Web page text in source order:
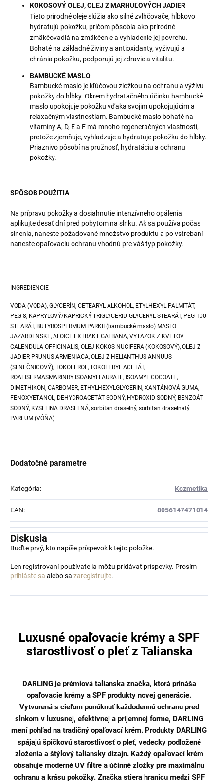
KOKOSOVÝ OLEJ, OLEJ Z MARHUĽOVÝCH JADIER
Tieto prírodné oleje slúžia ako silné zvlhčovače, hĺbkovo
hydratujú pokožku, pričom pôsobia ako prírodné
zmäkčovadlá na zmäkčenie a vyhladenie jej povrchu.
Bohaté na základné živiny a antioxidanty, vyživujú a
chránia pokožku, podporujú jej zdravie a vitalitu.
BAMBUCKÉ MASLO
Bambucké maslo je kľúčovou zložkou na ochranu a výživu
pokožky do hĺbky. Okrem hydratačného účinku bambucké
maslo upokojuje pokožku vďaka svojim upokojujúcim a
relaxačným vlastnostiam. Bambucké maslo bohaté na
vitamíny A, D, E a F má mnoho regeneračných vlastností,
pretože zjemňuje, vyhladzuje a hydratuje pokožku do hĺbky.
Priaznivo pôsobí na pružnosť, hydratáciu a ochranu
pokožky.
SPÔSOB POUŽITIA
Na prípravu pokožky a dosiahnutie intenzívneho opálenia
aplikujte desať dní pred pobytom na slnku. Ak sa používa počas
slnenia, naneste požadované množstvo produktu a po vstrebaní
naneste opaľovaciu ochranu vhodnú pre váš typ pokožky.
INGREDIENCIE
VODA (VODA), GLYCERÍN, CETEARYL ALKOHOL, ETYLHEXYL PALMITÁT,
PEG-8, KAPRYLOVÝ/KAPRICKÝ TRIGLYCERID, GLYCERYL STEARÁT, PEG-100
STEARÁT, BUTYROSPERMUM PARKII (bambucké maslo) MASLO
JAZARDENSKÉ, ALOICE EXTRAKT GALBANA, VÝŤAŽOK Z KVETOV
CALENDULA OFFICINALIS, OLEJ KOKOS NUCIFERA (KOKOSOVÝ), OLEJ Z
JADIER PRUNUS ARMENIACA, OLEJ Z HELIANTHUS ANNUUS
(SLNEČNICOVÝ), TOKOFEROL, TOKOFERYL ACETÁT,
ROAFISERMASMARINRY ISOAMYLLAURATE, ISOAMYL COCOATE,
DIMETHIKON, CARBOMER, ETHYLHEXYLGLYCERIN, XANTÁNOVÁ GUMA,
FENOXYETANOL, DEHYDROACETÁT SODNÝ, HYDROXID SODNÝ, BENZOÁT
SODNÝ, KYSELINA DRASELNÁ, sorbitan draselný, sorbitan draselnatý
PARFUM (VÔŇA).
Dodatočné parametre
Kategória: Kozmetika
EAN: 8056147471014
Diskusia
Buďte prvý, kto napíše príspevok k tejto položke.
Len registrovaní používatelia môžu pridávať príspevky. Prosím
prihláste sa alebo sa zaregistrujte.
Luxusné opaľovacie krémy a SPF
starostlivosť o pleť z Talianska
DARLING je prémiová talianska značka, ktorá prináša
opaľovacie krémy a SPF produkty novej generácie.
Vytvorená s cieľom ponúknuť každodennú ochranu pred
slnkom v luxusnej, efektívnej a príjemnej forme, DARLING
mení pohľad na tradičný opaľovací krém. Produkty DARLING
spájajú špičkovú starostlivosť o pleť, vedecky podložené
zloženia a štýlový taliansky dizajn. Každý opaľovací krém
obsahuje moderné UV filtre a účinné zložky pre maximálnu
ochranu a krásu pokožky. Značka stiera hranicu medzi SPF